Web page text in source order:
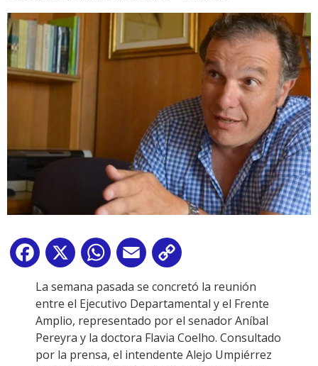
Facebook
X WhatsApp
Email
Link
La semana pasada se concretó la reunión
entre el Ejecutivo Departamental y el Frente
Amplio, representado por el senador Aníbal
Pereyra y la doctora Flavia Coelho. Consultado
por la prensa, el intendente Alejo Umpiérrez